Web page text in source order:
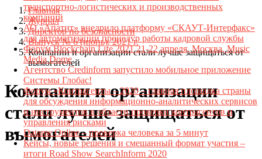
транспортно-логистических и производственных
компаний
АО «Апатит» внедрило платформу «СКАУТ-Интерфакс»
для автоматизации процедур работы кадровой службы
Форум Blockchain Life 2021 21-22 апреля, Москва, Music
Media Dome
Агентство Credinform запустило мобильное приложение
Системы Глобас!
Форум «Контрагенты – 2020 – главная площадка страны
для обсуждения информационно-аналитических сервисов
и инструментов в области проверки контрагентов и
управления рисками
Datame.Online – проверка человека за 5 минут
Кейсы, новые решения и смешанный формат участия –
итоги Road Show SearchInform 2020
Главная
Журнал
Директор по безопасности
Выпуск № 6 (июнь), 2021 г.
Компании и организации стали лучше защищаться от
вымогателей
Компании и организации
стали лучше защищаться от
вымогателей